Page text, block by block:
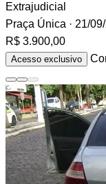
Extrajudicial
Praça Única · 21/
R$ 3.900,00
Acesso exclusivo